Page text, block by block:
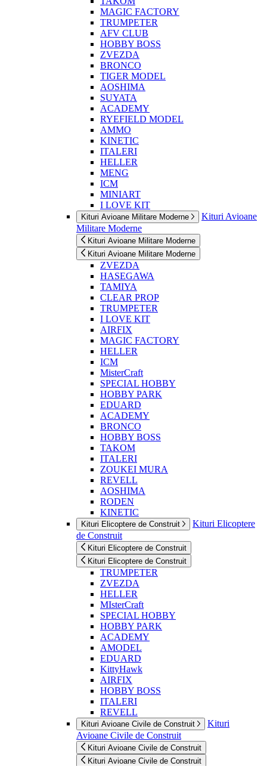
MAGIC FACTORY
TRUMPETER
AFV CLUB
HOBBY BOSS
ZVEZDA
BRONCO
TIGER MODEL
AOSHIMA
SUYATA
ACADEMY
RYEFIELD MODEL
AMMO
KINETIC
ITALERI
HELLER
MENG
ICM
MINIART
I LOVE KIT
Kituri Avioane Militare Moderne
Kituri Avioane
Militare Moderne
Kituri Avioane Militare Moderne
Kituri Avioane Militare Moderne
ZVEZDA
HASEGAWA
TAMIYA
CLEAR PROP
TRUMPETER
I LOVE KIT
AIRFIX
MAGIC FACTORY
HELLER
ICM
MisterCraft
SPECIAL HOBBY
HOBBY PARK
EDUARD
ACADEMY
BRONCO
HOBBY BOSS
TAKOM
ITALERI
ZOUKEI MURA
REVELL
AOSHIMA
RODEN
KINETIC
Kituri Elicoptere de Construit
Kituri Elicoptere
de Construit
Kituri Elicoptere de Construit
Kituri Elicoptere de Construit
TRUMPETER
ZVEZDA
HELLER
MIsterCraft
SPECIAL HOBBY
HOBBY PARK
ACADEMY
AMODEL
EDUARD
KittyHawk
AIRFIX
HOBBY BOSS
ITALERI
REVELL
Kituri Avioane Civile de Construit
Kituri
Avioane Civile de Construit
Kituri Avioane Civile de Construit
Kituri Avioane Civile de Construit